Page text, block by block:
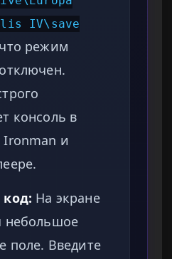
IV\save
режим
консоль в
и
На экране
небольшое
поле. Введите